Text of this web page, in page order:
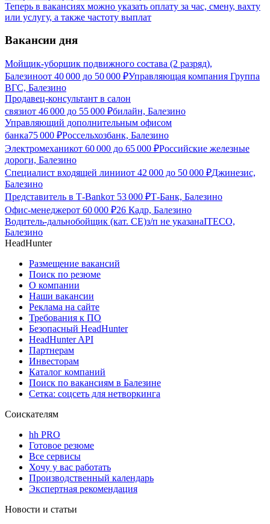
Теперь в вакансиях можно указать оплату за час, смену, вахту
или услугу, а также частоту выплат
Вакансии дня
Мойщик-уборщик подвижного состава (2 разряд),
Балезиноот 40 000 до 50 000 ₽Управляющая компания Группа
ВГС, Балезино
Продавец-консультант в салон
связиот 46 000 до 55 000 ₽билайн, Балезино
Управляющий дополнительным офисом
банка75 000 ₽Россельхозбанк, Балезино
Электромеханикот 60 000 до 65 000 ₽Российские железные
дороги, Балезино
Специалист входящей линииот 42 000 до 50 000 ₽Джинезис,
Балезино
Представитель в Т-Bankот 53 000 ₽Т-Банк, Балезино
Офис-менеджерот 60 000 ₽26 Кадр, Балезино
Водитель-дальнобойщик (кат. CE)з/п не указанаITECO,
Балезино
HeadHunter
Размещение вакансий
Поиск по резюме
О компании
Наши вакансии
Реклама на сайте
Требования к ПО
Безопасный HeadHunter
HeadHunter API
Партнерам
Инвесторам
Каталог компаний
Поиск по вакансиям в Балезине
Сетка: соцсеть для нетворкинга
Соискателям
hh PRO
Готовое резюме
Все сервисы
Хочу у вас работать
Производственный календарь
Экспертная рекомендация
Новости и статьи